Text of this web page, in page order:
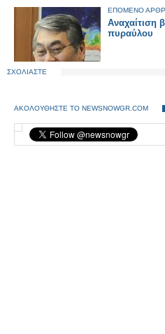
ΕΠΟΜΕΝΟ
Αναχαίτιση
πυραύλου
ΣΧΟΛΙΑΣΤΕ
ΑΚΟΛΟΥΘΗΣΤΕ ΤΟ NEWSNOWGR.COM